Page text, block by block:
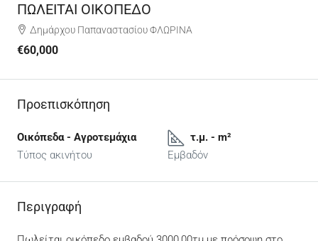
ΠΩΛΕΙΤΑΙ ΟΙΚΟΠΕΔΟ
Δημάρχου Παπαναστασίου ΦΛΩΡΙΝΑ
€60,000
Προεπισκόπηση
Οικόπεδα - Αγροτεμάχια
Τύπος ακινήτου
τ.μ. - m²
Εμβαδόν
Περιγραφή